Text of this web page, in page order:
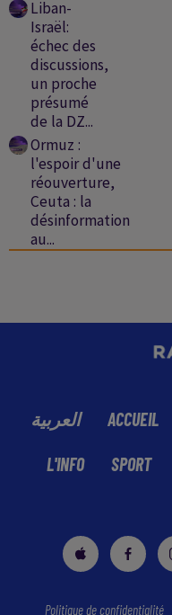
Liban-
Israël:
échec des
discussions,
un proche
présumé
de la DZ...
Ormuz :
l'espoir d'une
réouverture,
Ceuta : la
désinformation
au...
العربية ACCUEIL
L'INFO SPORT
Politique de confidentialité